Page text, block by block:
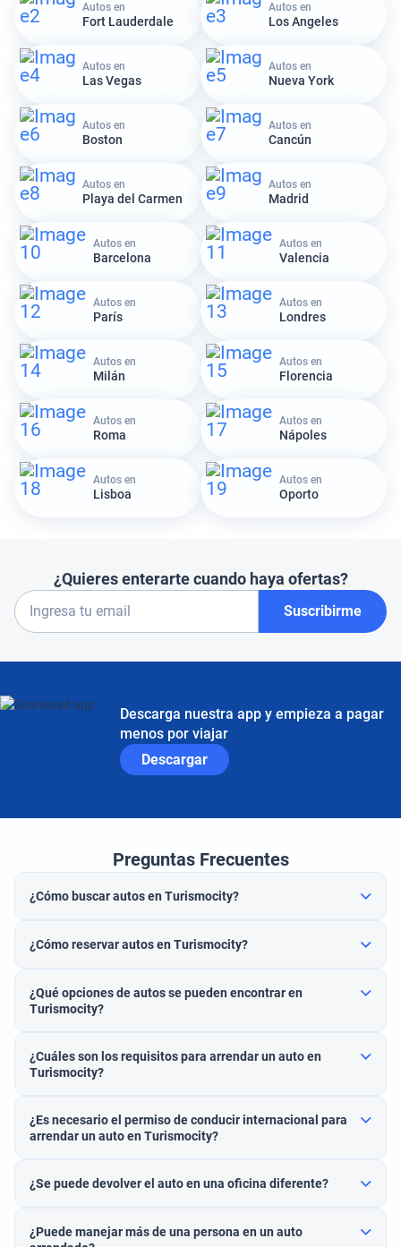
Autos en
Fort Lauderdale
Autos en
Los Angeles
Autos en
Las Vegas
Autos en
Nueva York
Autos en
Boston
Autos en
Cancún
Autos en
Playa del Carmen
Autos en
Madrid
Autos en
Barcelona
Autos en
Valencia
Autos en
París
Autos en
Londres
Autos en
Milán
Autos en
Florencia
Autos en
Roma
Autos en
Nápoles
Autos en
Lisboa
Autos en
Oporto
¿Quieres enterarte cuando haya ofertas?
Suscribirme
Descarga nuestra app y empieza a pagar
menos por viajar
Descargar
Preguntas Frecuentes
¿Cómo buscar autos en Turismocity?
¿Cómo reservar autos en Turismocity?
¿Qué opciones de autos se pueden encontrar en
Turismocity?
¿Cuáles son los requisitos para arrendar un auto en
Turismocity?
¿Es necesario el permiso de conducir internacional para
arrendar un auto en Turismocity?
¿Se puede devolver el auto en una oficina diferente?
¿Puede manejar más de una persona en un auto